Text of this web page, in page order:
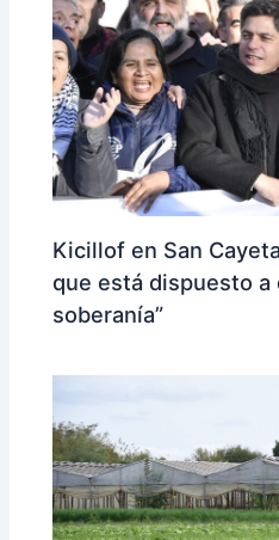
Kicillof en San
que está dispuesto
soberanía”